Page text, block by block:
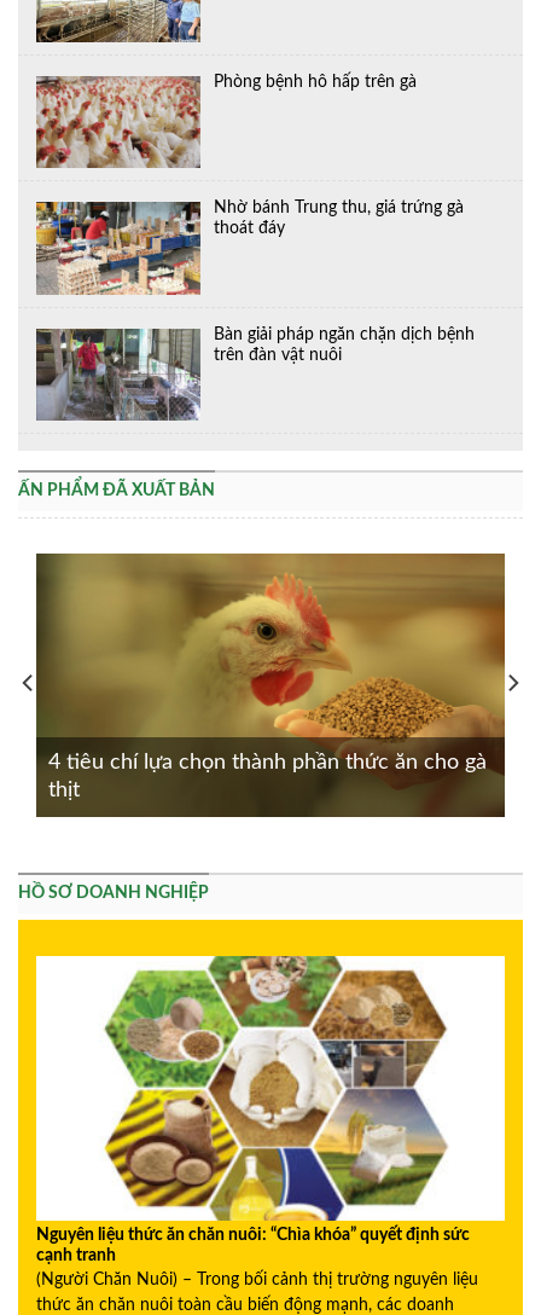
Phòng bệnh hô hấp trên gà
Nhờ bánh Trung thu, giá trứng gà
thoát đáy
Bàn giải pháp ngăn chặn dịch bệnh
trên đàn vật nuôi
ẤN PHẨM ĐÃ XUẤT BẢN
4 tiêu chí lựa chọn thành phần thức ăn cho gà
thịt
HỒ SƠ DOANH NGHIỆP
Nguyên liệu thức ăn chăn nuôi: “Chìa khóa” quyết định sức
cạnh tranh
(Người Chăn Nuôi) – Trong bối cảnh thị trường nguyên liệu
thức ăn chăn nuôi toàn cầu biến động mạnh, các doanh